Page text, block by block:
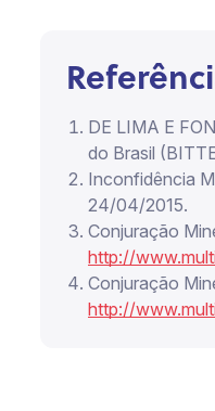
DE LIMA E
do Brasil
Inconfidência
24/04/2015.
Conjuração
http://
Conjuração
http://